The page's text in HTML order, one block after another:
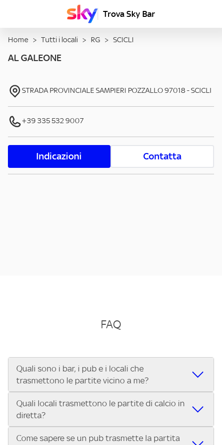
Trova Sky Bar
Home > Tutti i locali > RG > SCICLI
AL GALEONE
STRADA PROVINCIALE SAMPIERI POZZALLO97018-SCICLI
+39 335 532 9007
Indicazioni Contatta
FAQ
Quali sono i bar, i pub e i locali che
trasmettono le partite vicino a me?
Se cerchi un bar, pub, ristorante o locale vicino a te per
vedere le partite di Serie A ENILIVE, la Serie C Sky Wifi, la
UEFA Champions League, la UEFA Europa League, la UEFA
Conference League, il Tennis, la Formula 1®, la MotoGP™ e
Quali locali trasmettono le partite di calcio in
diretta?
Vuoi sapere quali bar, pub o ristoranti mostrano le partite
Come sapere se un pub trasmette la partita